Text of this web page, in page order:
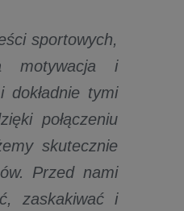
sportowych,
motywacja i
tymi
połączeniu
skutecznie
Przed nami
zaskakiwać i